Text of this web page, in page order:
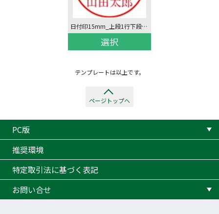
日付印15mm_上段1行下段1行
選択
テンプレートは以上です。
ページトップへ
PC版
推奨環境
特定取引法に基づく表記
お問い合せ